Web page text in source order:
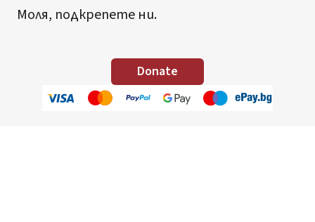
Моля, подкрепете ни.
Donate